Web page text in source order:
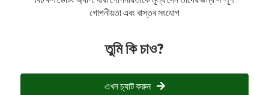
গোপনীয়তা এবং বাস্তব সংযোগ
তুমি কি চাও?
এখন চ্যাট করুন